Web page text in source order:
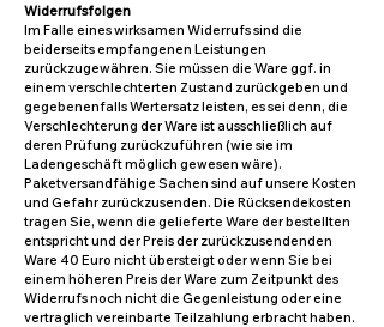
Widerrufsfolgen
Im Falle eines wirksamen Widerrufs sind die
beiderseits empfangenen Leistungen
zurückzugewähren. Sie müssen die Ware ggf. in
einem verschlechterten Zustand zurückgeben und
gegebenenfalls Wertersatz leisten, es sei denn, die
Verschlechterung der Ware ist ausschließlich auf
deren Prüfung zurückzuführen (wie sie im
Ladengeschäft möglich gewesen wäre).
Paketversandfähige Sachen sind auf unsere Kosten
und Gefahr zurückzusenden. Die Rücksendekosten
tragen Sie, wenn die gelieferte Ware der bestellten
entspricht und der Preis der zurückzusendenden
Ware 40 Euro nicht übersteigt oder wenn Sie bei
einem höheren Preis der Ware zum Zeitpunkt des
Widerrufs noch nicht die Gegenleistung oder eine
vertraglich vereinbarte Teilzahlung erbracht haben.